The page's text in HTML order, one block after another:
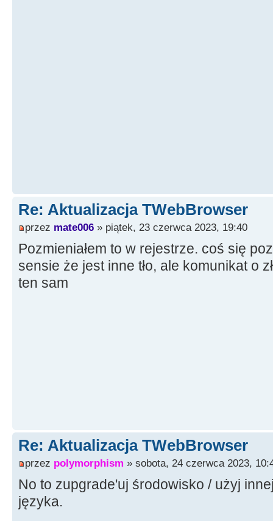
Re: Aktualizacja TWebBrowser
przez mate006 » piątek, 23 czerwca 2023, 19:40
Pozmieniałem to w rejestrze. coś się
sensie że jest inne tło, ale komunikat o
ten sam
Re: Aktualizacja TWebBrowser
przez polymorphism » sobota, 24 czerwca 2023,
No to zupgrade'uj środowisko / użyj
języka.